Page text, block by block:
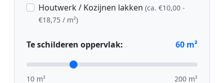
Houtwerk / Kozijnen lakken (ca. €10,00 -
€18,75 / m²)
Te schilderen oppervlak: 60 m²
10 m² 200 m²